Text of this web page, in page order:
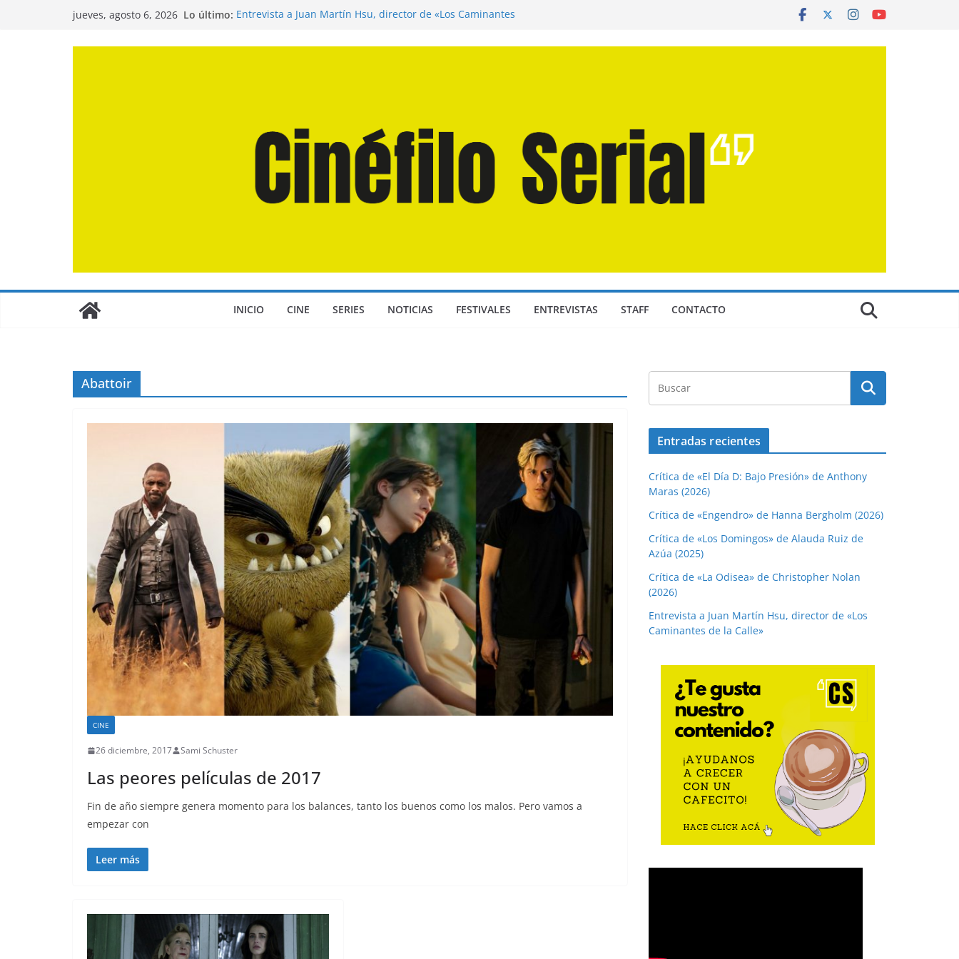
jueves, agosto 6, 2026 Lo último: Entrevista a Juan Martín Hsu, director de «Los Caminantes
INICIO CINE SERIES NOTICIAS FESTIVALES ENTREVISTAS STAFF CONTACTO
Abattoir
CINE
26 diciembre, 2017 Sami Schuster
Las peores películas de 2017
Fin de año siempre genera momento para los balances, tanto los buenos como los malos. Pero vamos a
empezar con
Leer más
Entradas recientes
Crítica de «El Día D: Bajo Presión» de Anthony
Maras (2026)
Crítica de «Engendro» de Hanna Bergholm (2026)
Crítica de «Los Domingos» de Alauda Ruiz de
Azúa (2025)
Crítica de «La Odisea» de Christopher Nolan
(2026)
Entrevista a Juan Martín Hsu, director de «Los
Caminantes de la Calle»